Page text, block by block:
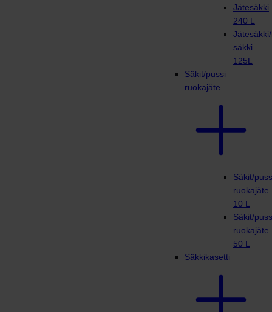
Jätesäkki
240 L
säkki
125L
Säkit/pussi
ruokajäte
Säkit/
ruokajäte
10 L
Säkit/
ruokajäte
50 L
Säkkikasetti